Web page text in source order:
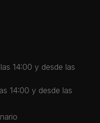
14:00 y desde las
14:00 y desde las